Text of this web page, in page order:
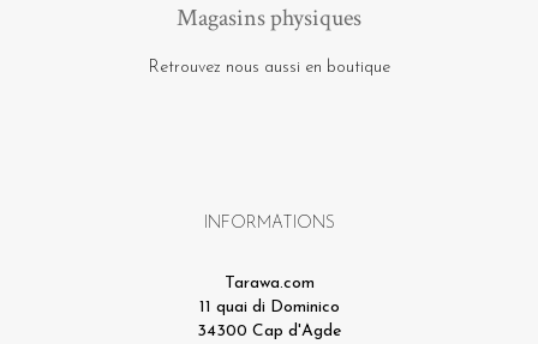
Magasins physiques
Retrouvez nous aussi en boutique
INFORMATIONS
Tarawa.com
11 quai di Dominico
34300 Cap d'Agde